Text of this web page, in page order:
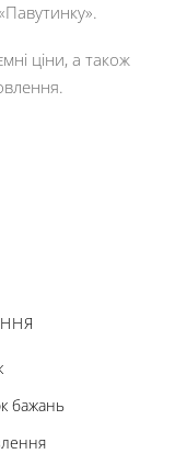
ціни, а також
бажань